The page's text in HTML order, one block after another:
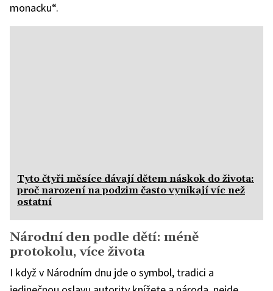
monacku“.
Tyto čtyři měsíce dávají dětem náskok do života:
proč narození na podzim často vynikají víc než
ostatní
Národní den podle dětí: méně
protokolu, více života
I když v Národním dnu jde o symbol, tradici a